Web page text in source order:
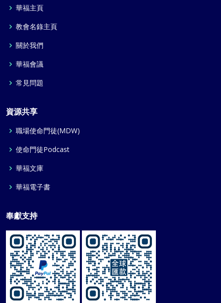
華福主頁
教會名錄主頁
關於我們
華福會議
常見問題
資源共享
職場使命門徒(MDW)
使命門徒Podcast
華福文庫
華福電子書
奉獻支持